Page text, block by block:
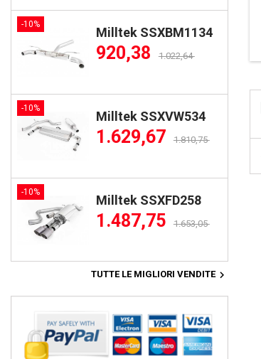
-10%
Milltek SSXBM1134
920,38 1.022,64
-10%
Milltek SSXVW534
1.629,67 1.810,75
-10%
Milltek SSXFD258
1.487,75 1.653,05
TUTTE LE MIGLIORI VENDITE